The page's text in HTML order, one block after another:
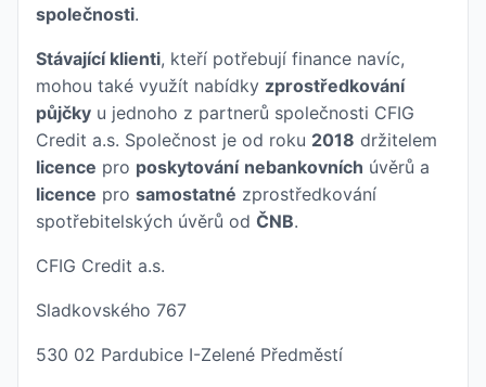
společnosti.
Stávající klienti, kteří potřebují finance navíc,
mohou také využít nabídky zprostředkování
půjčky u jednoho z partnerů společnosti CFIG
Credit a.s. Společnost je od roku 2018 držitelem
licence pro poskytování nebankovních úvěrů a
licence pro samostatné zprostředkování
spotřebitelských úvěrů od ČNB.
CFIG Credit a.s.
Sladkovského 767
530 02 Pardubice I-Zelené Předměstí